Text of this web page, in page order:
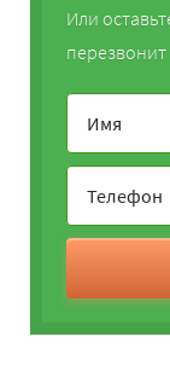
Или